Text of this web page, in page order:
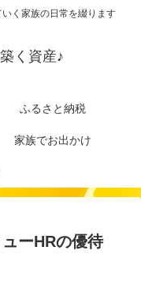
く家族の日常を綴ります
く資産♪
ふるさと納税
家族でお出かけ
ーHRの優待